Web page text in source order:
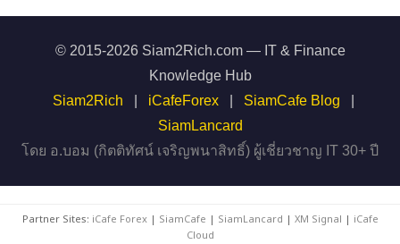
© 2015-2026 Siam2Rich.com — IT & Finance
Knowledge Hub
Siam2Rich
iCafeForex SiamCafe Blog
SiamLancard
โดย อ.บอม (กิตติทัศน์ เจริญพนาสิทธิ์) ผู้เชี่ยวชาญ IT 30+ ปี
Partner Sites: iCafe Forex| SiamCafe | SiamLancard | XM Signal | iCafe
Cloud